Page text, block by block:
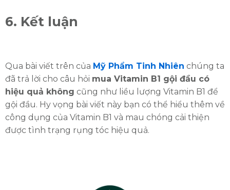
6. Kết luận
Qua bài viết trên của Mỹ Phẩm Tinh Nhiên chúng ta
đã trả lời cho câu hỏi mua Vitamin B1 gội đầu có
hiệu quả không cũng như liều lượng Vitamin B1 để
gội đầu. Hy vọng bài viết này bạn có thể hiểu thêm về
công dụng của Vitamin B1 và mau chóng cải thiện
được tình trạng rụng tóc hiệu quả.